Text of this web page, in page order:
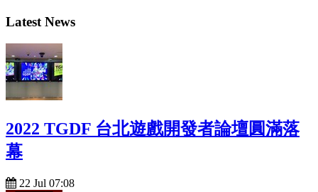
Latest News
2022 TGDF 台北遊戲開發者論壇圓滿落
幕
22 Jul 07:08